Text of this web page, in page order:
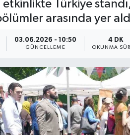
etkinlikte Türkiye
arasında yer
03.06.2026 - 10:50
GÜNCELLEME
4 DK
OKUNMA